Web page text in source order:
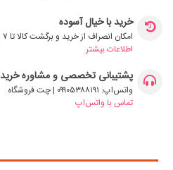
خرید با خیال آسوده
امکان انصراف از خرید و برگشت کالا تا ۷ روز
اطلاعات بیشتر
پشتیبانی تخصصی و مشاوره خرید
واتس‌اپ: ۰۹۹۰۵۳۸۸۱۹۱ | چت فروشگاه
تماس با واتس‌اپ